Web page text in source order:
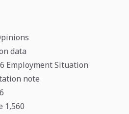
data
Employment Situation
note
1,560